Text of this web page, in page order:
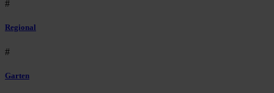
#
Regional
#
Garten